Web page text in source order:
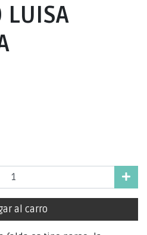
LUISA
al carro